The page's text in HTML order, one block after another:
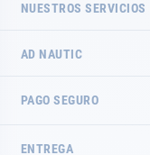
NUESTROS SERVICIOS
AD NAUTIC
PAGO SEGURO
ENTREGA